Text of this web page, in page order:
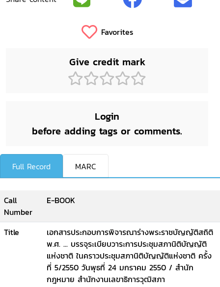
Favorites
Give credit mark
Login
before adding tags or comments.
Full Record MARC
Call
Number
E-BOOK
Title
เอกสารประกอบการพิจารณาร่างพระราชบัญญัติสถิติ
พ.ศ. ... บรรจุระเบียบวาระการประชุมสภานิติบัญญัติ
แห่งชาติ ในคราวประชุมสภานิติบัญญัติแห่งชาติ ครั้ง
ที่ 5/2550 วันพุธที่ 24 มกราคม 2550 / สำนัก
กฎหมาย สำนักงานเลขาธิการวุฒิสภา